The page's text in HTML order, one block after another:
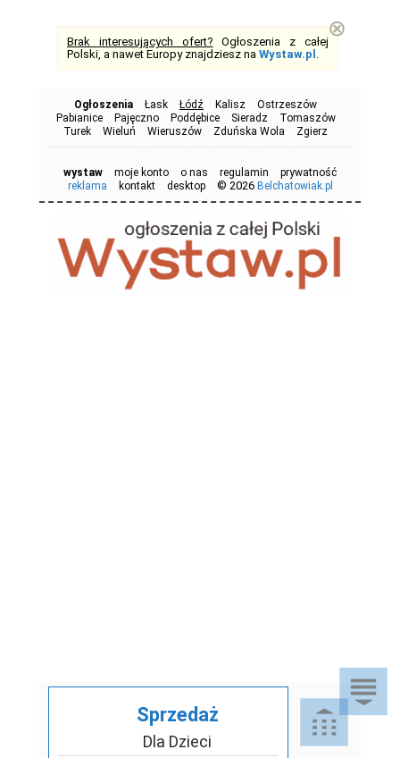
Brak interesujących ofert? Ogłoszenia z całej
Polski, a nawet Europy znajdziesz na Wystaw.pl .
⊗
Ogłoszenia Łask Łódź Kalisz
Ostrzeszów
Pabianice
Pajęczno Poddębice Sieradz
Tomaszów
Turek
Wieluń Wieruszów Zduńska Wola Zgierz
wystaw moje konto o nas regulamin
prywatność
reklama
kontakt desktop © 2026 Belchatowiak.pl
Sprzedaż
Dla Dzieci